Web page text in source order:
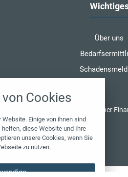
Über uns
© 2026 Benzner
Cookies
Einige von ihnen sind
diese Website und Ihre
unsere Cookies, wenn Sie
zu nutzen.
alle verwendeten Cookies und
zu blockieren.
Notwendig
Performance